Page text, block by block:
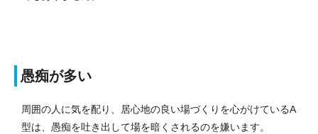
愚痴が多い
周囲の人に気を配り、居心地の良い場づくりを心がけているA
型は、愚痴を吐き出して場を暗くされるのを嫌います。